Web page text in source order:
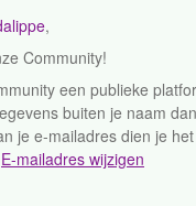
,
Community!
een publieke
buiten je naam
je e-mailadres dien je
E-mailadres wijzigen